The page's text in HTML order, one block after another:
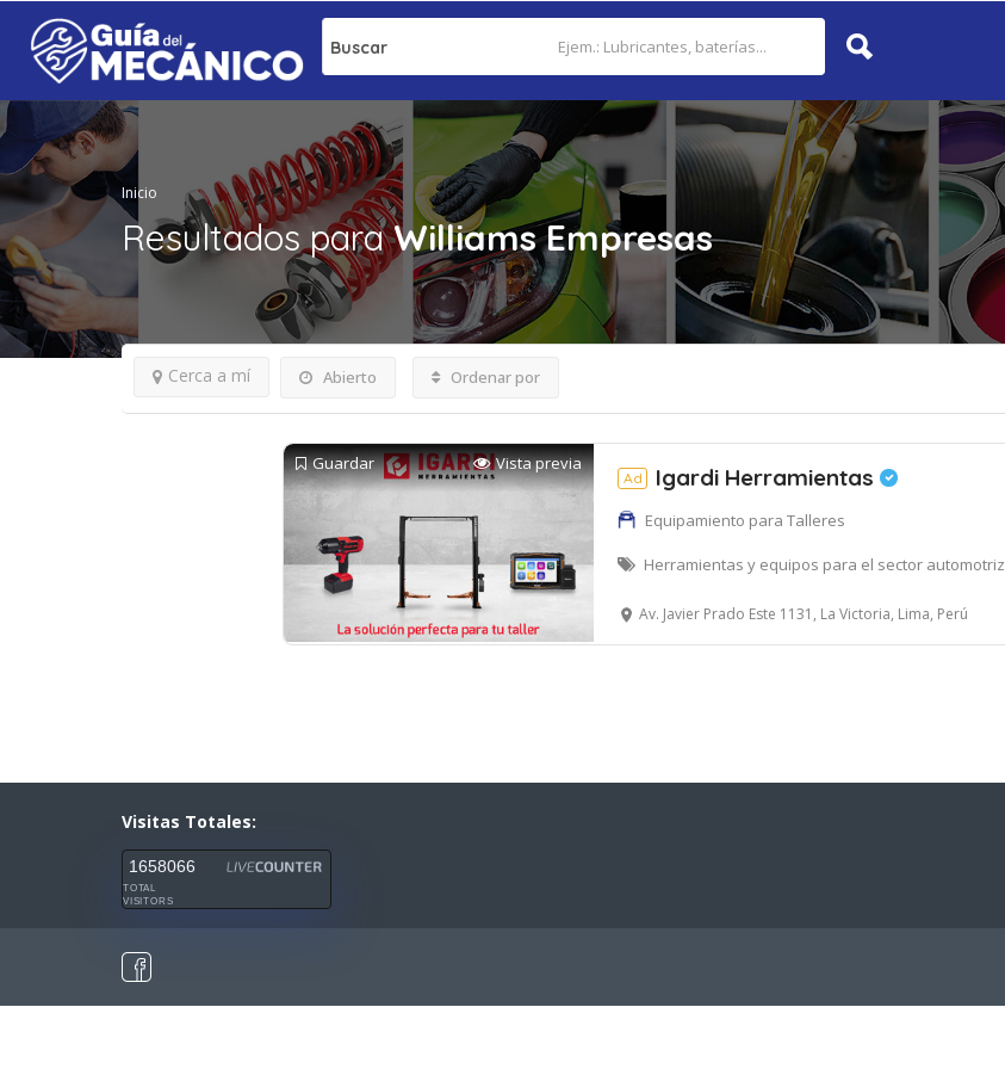
Buscar
Inicio
Resultados paraWilliams Empresas
Abierto
Cerca a mí Ordenar por
Guardar Vista previa
Ad Igardi Herramientas
Equipamiento para Talleres
Herramientas y equipos para el sector automotriz
Av. Javier Prado Este 1131, La Victoria, Lima, Perú
Visitas Totales:
1658066
TOTAL
VISITORS